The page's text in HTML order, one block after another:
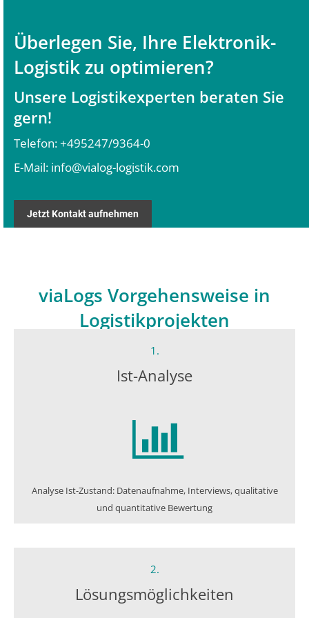
Überlegen Sie, Ihre Elektronik-
Logistik zu optimieren?
Unsere Logistikexperten beraten Sie
gern!
Telefon:+495247/9364-0
E-Mail: info@vialog-logistik.com
Jetzt Kontakt aufnehmen
viaLogs Vorgehensweise in
Logistikprojekten
1.
Ist-Analyse
Analyse Ist-Zustand: Datenaufnahme, Interviews, qualitative
und quantitative Bewertung
2.
Lösungs­möglichkeiten